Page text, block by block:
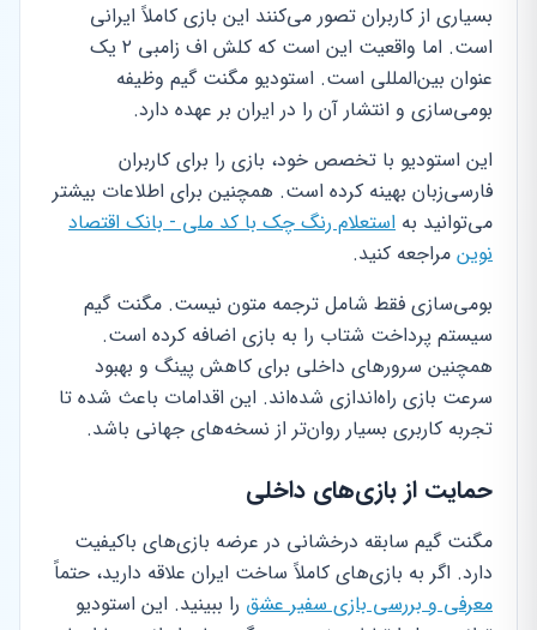
بسیاری از کاربران تصور می‌کنند این بازی کاملاً ایرانی
است. اما واقعیت این است که کلش اف زامبی ۲ یک
عنوان بین‌المللی است. استودیو مگنت گیم وظیفه
بومی‌سازی و انتشار آن را در ایران بر عهده دارد.
این استودیو با تخصص خود، بازی را برای کاربران
فارسی‌زبان بهینه کرده است. همچنین برای اطلاعات بیشتر
می‌توانید به استعلام رنگ چک با کد ملی - بانک اقتصاد
نوین مراجعه کنید.
بومی‌سازی فقط شامل ترجمه متون نیست. مگنت گیم
سیستم پرداخت شتاب را به بازی اضافه کرده است.
همچنین سرورهای داخلی برای کاهش پینگ و بهبود
سرعت بازی راه‌اندازی شده‌اند. این اقدامات باعث شده تا
تجربه کاربری بسیار روان‌تر از نسخه‌های جهانی باشد.
حمایت از بازی‌های داخلی
مگنت گیم سابقه درخشانی در عرضه بازی‌های باکیفیت
دارد. اگر به بازی‌های کاملاً ساخت ایران علاقه دارید، حتماً
معرفی و بررسی بازی سفیر عشق را ببینید. این استودیو